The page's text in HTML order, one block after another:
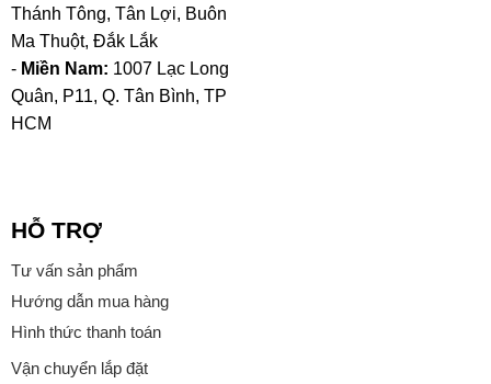
Thánh Tông, Tân Lợi, Buôn
Ma Thuột, Đắk Lắk
- Miền Nam: 1007 Lạc Long
Quân, P11, Q. Tân Bình, TP
HCM
HỖ TRỢ
Tư vấn sản phẩm
Hướng dẫn mua hàng
Hình thức thanh toán
Vận chuyển lắp đặt